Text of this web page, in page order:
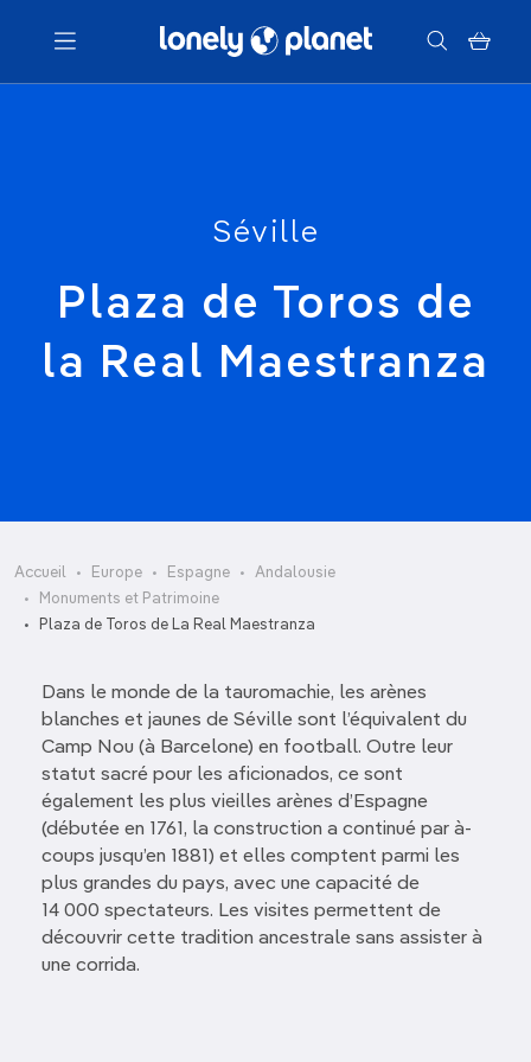
Menu
Séville
Plaza de Toros de
la Real Maestranza
Accueil Europe Espagne
Andalousie
Monuments et Patrimoine
Plaza de Toros de La Real Maestranza
Dans le monde de la tauromachie, les arènes
blanches et jaunes de Séville sont l’équivalent du
Camp Nou (à Barcelone) en football. Outre leur
statut sacré pour les aficionados, ce sont
également les plus vieilles arènes d’Espagne
(débutée en 1761, la construction a continué par à-
coups jusqu’en 1881) et elles comptent parmi les
plus grandes du pays, avec une capacité de
14 000 spectateurs. Les visites permettent de
découvrir cette tradition ancestrale sans assister à
une corrida.